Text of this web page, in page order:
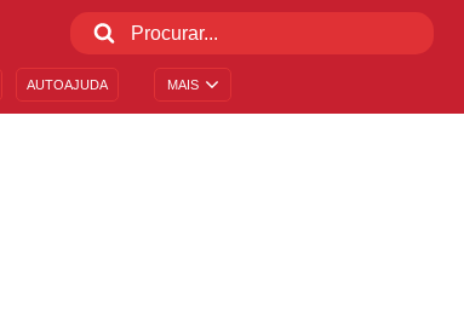
MAIS
AUTOAJUDA